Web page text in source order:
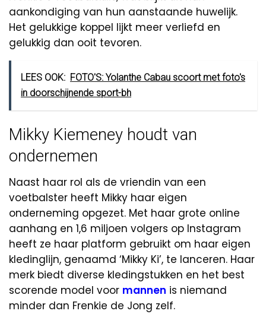
aankondiging van hun aanstaande huwelijk.
Het gelukkige koppel lijkt meer verliefd en
gelukkig dan ooit tevoren.
LEES OOK: FOTO'S: Yolanthe Cabau scoort met foto's
in doorschijnende sport-bh
Mikky Kiemeney houdt van
ondernemen
Naast haar rol als de vriendin van een
voetbalster heeft Mikky haar eigen
onderneming opgezet. Met haar grote online
aanhang en 1,6 miljoen volgers op Instagram
heeft ze haar platform gebruikt om haar eigen
kledinglijn, genaamd ‘Mikky Ki’, te lanceren. Haar
merk biedt diverse kledingstukken en het best
scorende model voor mannen is niemand
minder dan Frenkie de Jong zelf.